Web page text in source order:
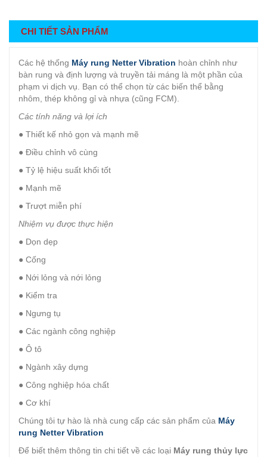
CHI TIẾT SẢN PHẨM
Các hệ thống Máy rung Netter Vibration hoàn chỉnh như
bàn rung và định lượng và truyền tải máng là một phần của
phạm vi dịch vụ. Bạn có thể chọn từ các biến thể bằng
nhôm, thép không gỉ và nhựa (cũng FCM).
Các tính năng và lợi ích
● Thiết kế nhỏ gọn và mạnh mẽ
● Điều chỉnh vô cùng
● Tỷ lệ hiệu suất khối tốt
● Mạnh mẽ
● Trượt miễn phí
Nhiệm vụ được thực hiện
● Dọn dẹp
● Cống
● Nới lỏng và nới lỏng
● Kiểm tra
● Ngưng tụ
● Các ngành công nghiệp
● Ô tô
● Ngành xây dựng
● Công nghiệp hóa chất
● Cơ khí
Chúng tôi tự hào là nhà cung cấp các sản phẩm của Máy
rung Netter Vibration
Để biết thêm thông tin chi tiết về các loại Máy rung thủy lực